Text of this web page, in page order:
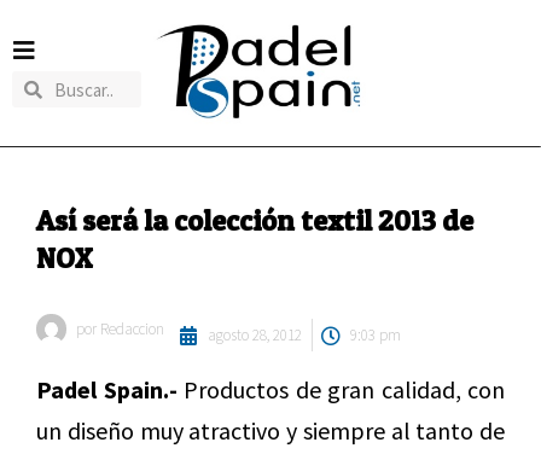
Así será la colección textil 2013 de
NOX
por Redaccion agosto 28, 2012 9:03 pm
Padel Spain.- Productos de gran calidad, con
un diseño muy atractivo y siempre al tanto de